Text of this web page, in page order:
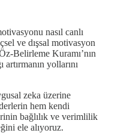
nasıl canlı
ve dışsal motivasyon
Belirleme Kuramı’nın
yollarını
zeka üzerine
hem kendi
bağlılık ve verimlilik
ele alıyoruz.